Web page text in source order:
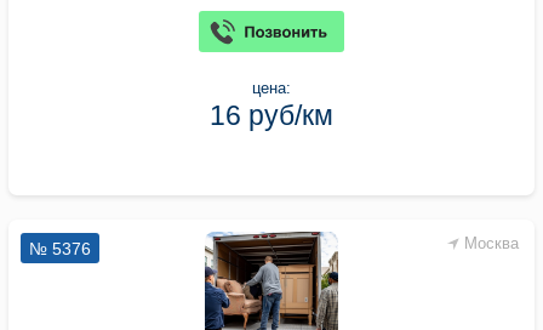
цена:
16 руб/км
Москва
№ 5376